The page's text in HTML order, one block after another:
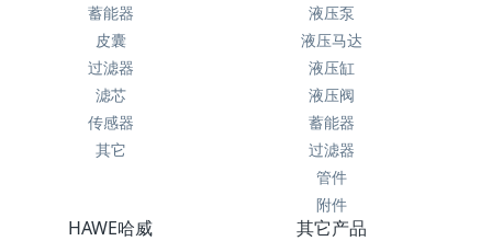
蓄能器
皮囊
过滤器
滤芯
传感器
其它
液压泵
液压马达
液压缸
液压阀
蓄能器
过滤器
管件
附件
HAWE哈威 其它产品